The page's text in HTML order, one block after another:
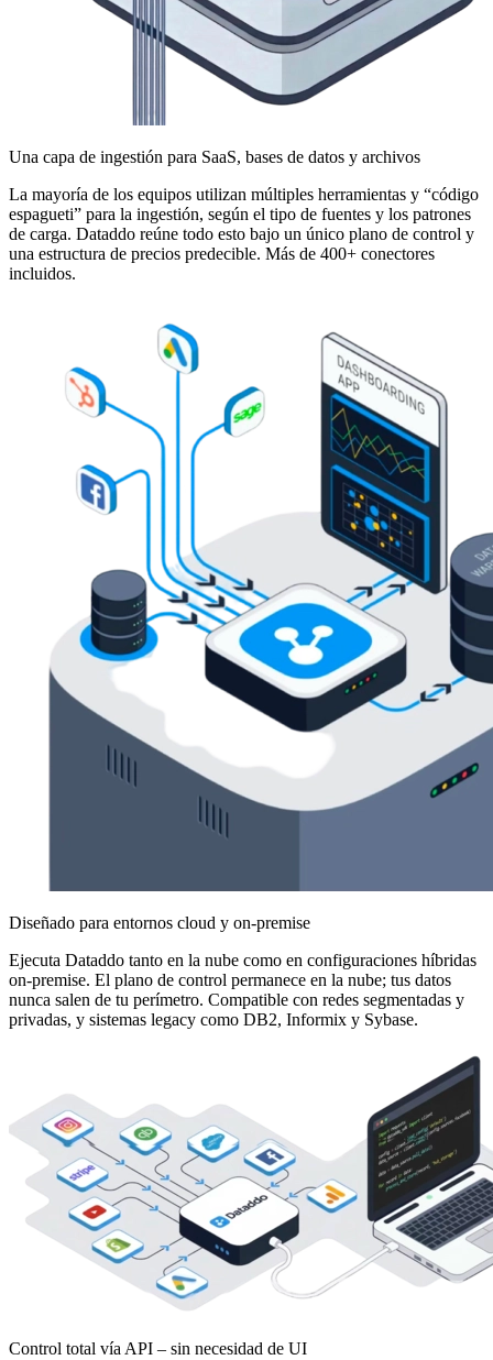
Una capa de ingestión para SaaS, bases de datos y archivos
La mayoría de los equipos utilizan múltiples herramientas y “código
espagueti” para la ingestión, según el tipo de fuentes y los patrones
de carga. Dataddo reúne todo esto bajo un único plano de control y
una estructura de precios predecible. Más de 400+ conectores
incluidos.
Diseñado para entornos cloud y on-premise
Ejecuta Dataddo tanto en la nube como en configuraciones híbridas
on-premise. El plano de control permanece en la nube; tus datos
nunca salen de tu perímetro. Compatible con redes segmentadas y
privadas, y sistemas legacy como DB2, Informix y Sybase.
Control total vía API – sin necesidad de UI